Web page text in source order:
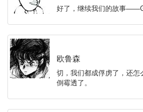
好了，继续我们的故事
欧鲁森
切，我们都成俘虏了，还怎
倒霉透了。